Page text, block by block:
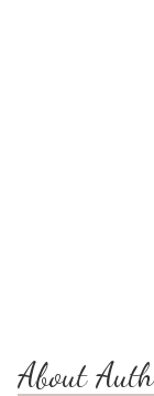
About